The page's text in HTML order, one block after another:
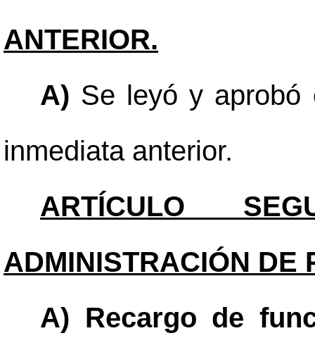
ANTERIOR.
A) Se leyó y aprobó
inmediata anterior.
ARTÍCULO
ADMINISTRACIÓN DE
A) Recargo de